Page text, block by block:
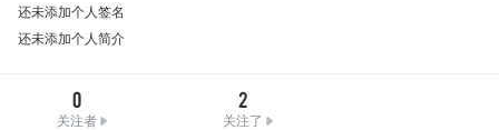
还未添加个人签名
还未添加个人简介
0
关注者
2
关注了